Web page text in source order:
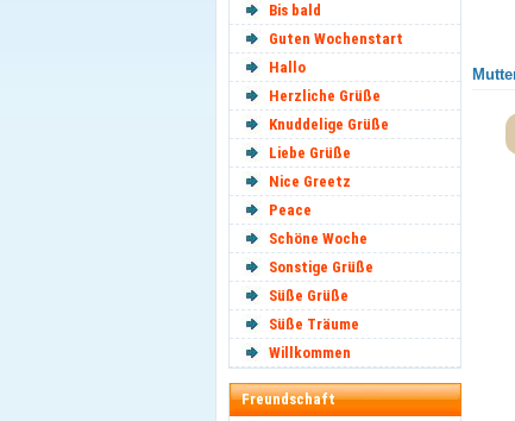
Bis bald
Guten Wochenstart
Hallo
Herzliche Grüße
Knuddelige Grüße
Liebe Grüße
Nice Greetz
Peace
Schöne Woche
Sonstige Grüße
Süße Grüße
Süße Träume
Willkommen
Freundschaft